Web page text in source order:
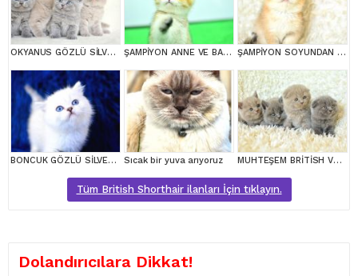
OKYANUS GÖZLÜ SİLVER POİNT BRİTİSH SHORTHAİR YAVRUMUZ ŞAMPİYON ANNE VE BABANI YAVRUSU NY11 GOLDEN BRİTİSH SHORTHAİR YAVRUMUZ ŞAMPİYON SOYUNDAN NY11 GOLDEN BRİTİSH SHORTHAİR
BONCUK GÖZLÜ SİLVER BRİTİSH SHORTHAİR NS1133 Sıcak bir yuva arıyoruz MUHTEŞEM BRİTİSH VE SCOTTİSH YAVRULAR
Tüm British Shorthair ilanları İçin tıklayın.
Dolandırıcılara Dikkat!